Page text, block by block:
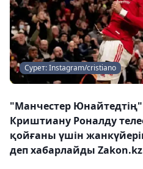
Сурет: Instagram/cristiano
"Манчестер
Криштиану Роналду
қойғаны үшін
деп хабарлайды